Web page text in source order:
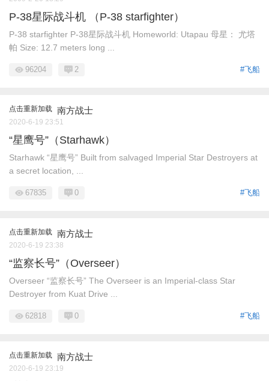
P-38星际战斗机 （P-38 starfighter）
P-38 starfighter P-38星际战斗机 Homeworld: Utapau 母星： 尤塔
帕 Size: 12.7 meters long ...
#飞船
96204 2
点击重新加载 南方战士
2020-6-19 23:51
“星鹰号”（Starhawk）
Starhawk “星鹰号” Built from salvaged Imperial Star Destroyers at
a secret location, ...
#飞船
67835 0
点击重新加载 南方战士
2020-6-19 23:38
“监察长号”（Overseer）
Overseer “监察长号” The Overseer is an Imperial-class Star
Destroyer from Kuat Drive ...
#飞船
62818 0
点击重新加载 南方战士
2020-6-19 23:19